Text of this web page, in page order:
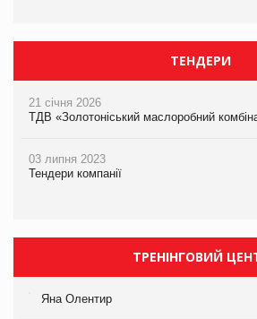
ТЕНДЕРИ
21 січня 2026
ТДВ «Золотоніський маслоробний
03 липня 2023
Тендери компанії
ТРЕНІНГОВИЙ
Яна Олентир